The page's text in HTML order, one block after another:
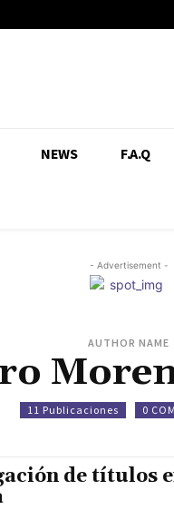
NEWS F.A.Q
- Advertisement -
AUTHOR NAME
11 Publicaciones 0
de títulos